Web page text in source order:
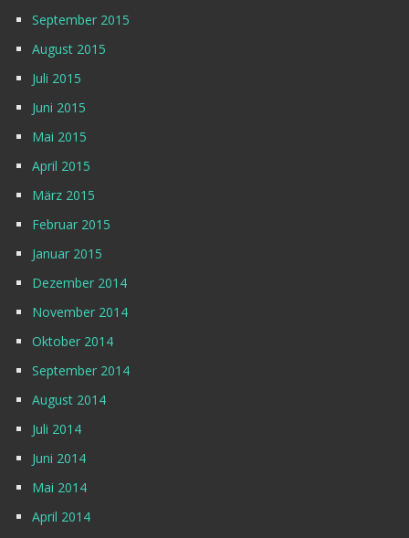
September 2015
August 2015
Juli 2015
Juni 2015
Mai 2015
April 2015
März 2015
Februar 2015
Januar 2015
Dezember 2014
November 2014
Oktober 2014
September 2014
August 2014
Juli 2014
Juni 2014
Mai 2014
April 2014